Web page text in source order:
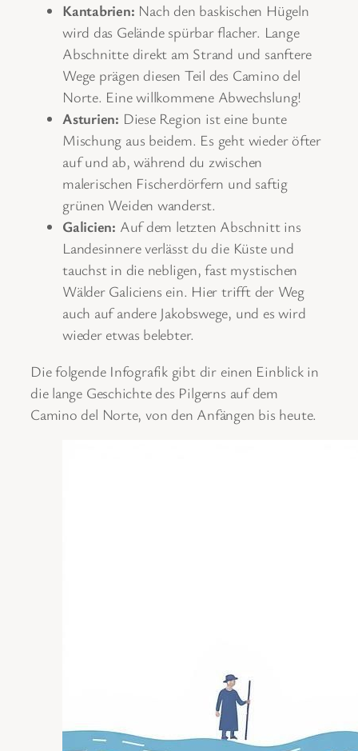
Kantabrien: Nach den baskischen Hügeln
wird das Gelände spürbar flacher. Lange
Abschnitte direkt am Strand und sanftere
Wege prägen diesen Teil des Camino del
Norte. Eine willkommene Abwechslung!
Asturien: Diese Region ist eine bunte
Mischung aus beidem. Es geht wieder öfter
auf und ab, während du zwischen
malerischen Fischerdörfern und saftig
grünen Weiden wanderst.
Galicien: Auf dem letzten Abschnitt ins
Landesinnere verlässt du die Küste und
tauchst in die nebligen, fast mystischen
Wälder Galiciens ein. Hier trifft der Weg
auch auf andere Jakobswege, und es wird
wieder etwas belebter.
Die folgende Infografik gibt dir einen Einblick in
die lange Geschichte des Pilgerns auf dem
Camino del Norte, von den Anfängen bis heute.